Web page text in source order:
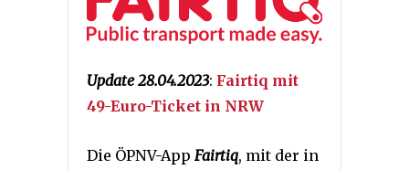
Update 28.04.2023: Fairtiq mit
49-Euro-Ticket in NRW
Die ÖPNV-App Fairtiq, mit der in